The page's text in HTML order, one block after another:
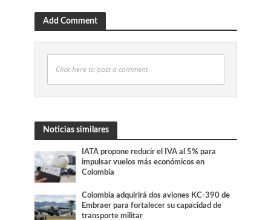
Add Comment
Click here to post a comment
Noticias similares
IATA propone reducir el IVA al 5% para
impulsar vuelos más económicos en
Colombia
Colombia adquirirá dos aviones KC-390 de
Embraer para fortalecer su capacidad de
transporte militar